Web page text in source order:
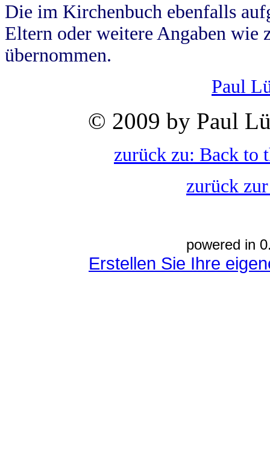
Die im Kirchenbuch ebenfalls
Eltern oder weitere Angaben wie
übernommen.
Paul
© 2009 by Paul
zurück zu: Back to
zurück
powered in
Erstellen Sie Ihre